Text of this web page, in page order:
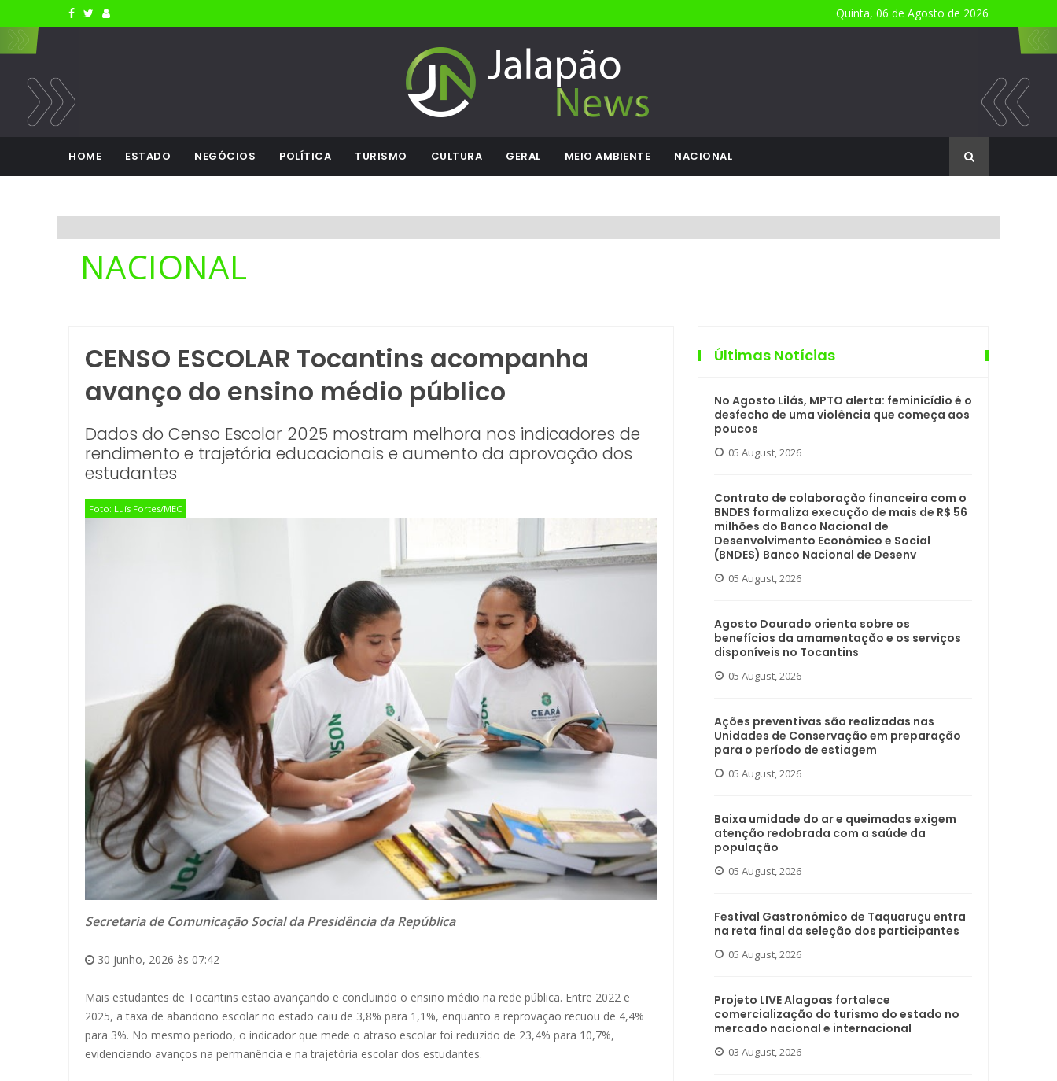
Quinta, 06 de Agosto de 2026
HOME ESTADO NEGÓCIOS POLÍTICA TURISMO CULTURA GERAL MEIO AMBIENTE NACIONAL
NACIONAL
CENSO ESCOLAR Tocantins acompanha
avanço do ensino médio público
Dados do Censo Escolar 2025 mostram melhora nos indicadores de
rendimento e trajetória educacionais e aumento da aprovação dos
estudantes
Foto: Luís Fortes/MEC
Secretaria de Comunicação Social da Presidência da República
30 junho, 2026 às 07:42
Mais estudantes de Tocantins estão avançando e concluindo o ensino médio na rede pública. Entre 2022 e
2025, a taxa de abandono escolar no estado caiu de 3,8% para 1,1%, enquanto a reprovação recuou de 4,4%
para 3%. No mesmo período, o indicador que mede o atraso escolar foi reduzido de 23,4% para 10,7%,
evidenciando avanços na permanência e na trajetória escolar dos estudantes.
Últimas Notícias
No Agosto Lilás, MPTO alerta: feminicídio é o
desfecho de uma violência que começa aos
poucos
05 August, 2026
Contrato de colaboração financeira com o
BNDES formaliza execução de mais de R$ 56
milhões do Banco Nacional de
Desenvolvimento Econômico e Social
(BNDES) Banco Nacional de Desenv
05 August, 2026
Agosto Dourado orienta sobre os
benefícios da amamentação e os serviços
disponíveis no Tocantins
05 August, 2026
Ações preventivas são realizadas nas
Unidades de Conservação em preparação
para o período de estiagem
05 August, 2026
Baixa umidade do ar e queimadas exigem
atenção redobrada com a saúde da
população
05 August, 2026
Festival Gastronômico de Taquaruçu entra
na reta final da seleção dos participantes
05 August, 2026
Projeto LIVE Alagoas fortalece
comercialização do turismo do estado no
mercado nacional e internacional
03 August, 2026